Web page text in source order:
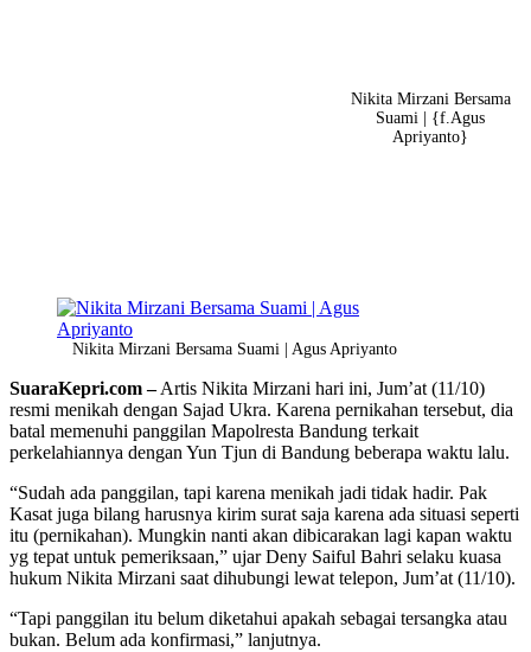
Nikita Mirzani Bersama
Suami | {f.Agus
Apriyanto}
Nikita Mirzani Bersama Suami | Agus Apriyanto
SuaraKepri.com –Artis Nikita Mirzani hari ini, Jum’at (11/10)
resmi menikah dengan Sajad Ukra. Karena pernikahan tersebut, dia
batal memenuhi panggilan Mapolresta Bandung terkait
perkelahiannya dengan Yun Tjun di Bandung beberapa waktu lalu.
“Sudah ada panggilan, tapi karena menikah jadi tidak hadir. Pak
Kasat juga bilang harusnya kirim surat saja karena ada situasi seperti
itu (pernikahan). Mungkin nanti akan dibicarakan lagi kapan waktu
yg tepat untuk pemeriksaan,” ujar Deny Saiful Bahri selaku kuasa
hukum Nikita Mirzani saat dihubungi lewat telepon, Jum’at (11/10).
“Tapi panggilan itu belum diketahui apakah sebagai tersangka atau
bukan. Belum ada konfirmasi,” lanjutnya.